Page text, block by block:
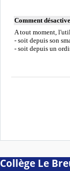
Comment
A tout moment,
- soit depuis son
- soit depuis un
Collège Le